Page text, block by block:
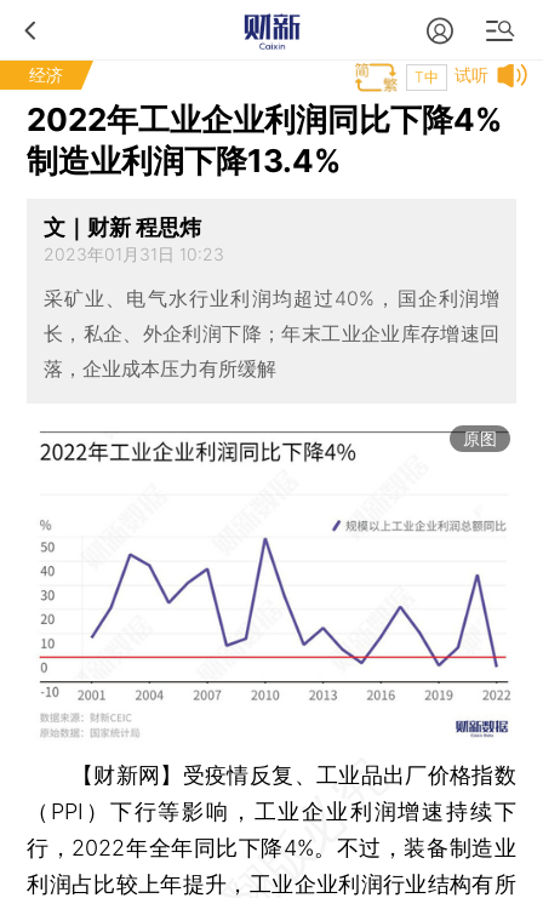
经济 试听
T中
2022年工业企业利润同比下降4%
制造业利润下降13.4%
文｜财新 程思炜
2023年01月31日 10:23
采矿业、电气水行业利润均超过40%，国企利润增
长，私企、外企利润下降；年末工业企业库存增速回
落，企业成本压力有所缓解
原图
【财新网】 受疫情反复、工业品出厂价格指数
（PPI）下行等影响，工业企业利润增速持续下
行，2022年全年同比下降4%。不过，装备制造业
利润占比较上年提升，工业企业利润行业结构有所